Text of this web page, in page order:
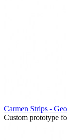
Carmen Strips -
Custom prototype